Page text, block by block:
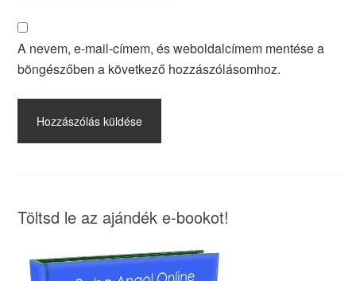
A nevem, e-mail-címem, és weboldalcímem mentése a
böngészőben a következő hozzászólásomhoz.
Töltsd le az ajándék e-bookot!